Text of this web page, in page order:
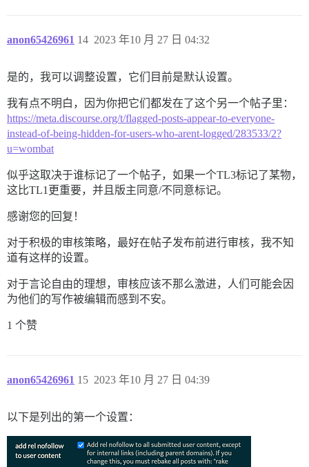
anon65426961 2023 年10 月 27 日 04:32
14
是的，我可以调整设置，它们目前是默认设置。
我有点不明白，因为你把它们都发在了这个另一个帖子里：
https://meta.discourse.org/t/flagged-posts-appear-to-everyone-
instead-of-being-hidden-for-users-who-arent-logged/283533/2?
u=wombat
似乎这取决于谁标记了一个帖子，如果一个TL3标记了某物，
这比TL1更重要，并且版主同意/不同意标记。
感谢您的回复！
对于积极的审核策略，最好在帖子发布前进行审核，我不知
道有这样的设置。
对于言论自由的理想，审核应该不那么激进，人们可能会因
为他们的写作被编辑而感到不安。
1 个赞
anon65426961 2023 年10 月 27 日 04:39
15
以下是列出的第一个设置：